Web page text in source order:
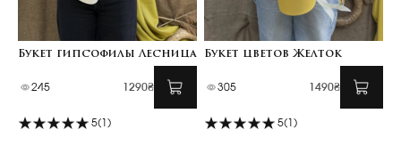
Букет гипсофилы Лесница
245 1290₴
5(1)
Букет цветов Желток
305 1490₴
5(1)